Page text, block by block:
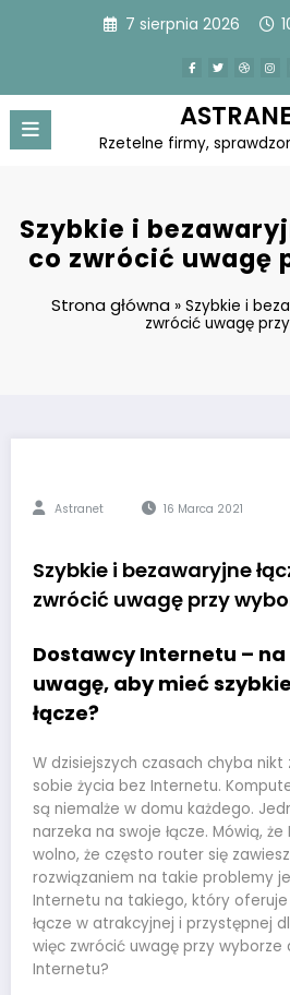
7 sierpnia 2026
Rzetelne firmy,
Szybkie i
co zwrócić uwagę
Strona główna »Szybkie i
zwrócić uwagę
Astranet 16 Marca 2021
Szybkie i bezawaryjne
zwrócić uwagę przy
Dostawcy Internetu –
uwagę, aby mieć
łącze?
W dzisiejszych czasach chyba nikt
sobie życia bez Internetu.
są niemalże w domu każdego.
narzeka na swoje łącze. Mówią,
wolno, że często router się
rozwiązaniem na takie problemy
Internetu na takiego, który
łącze w atrakcyjnej i przystępnej
więc zwrócić uwagę przy
Internetu?